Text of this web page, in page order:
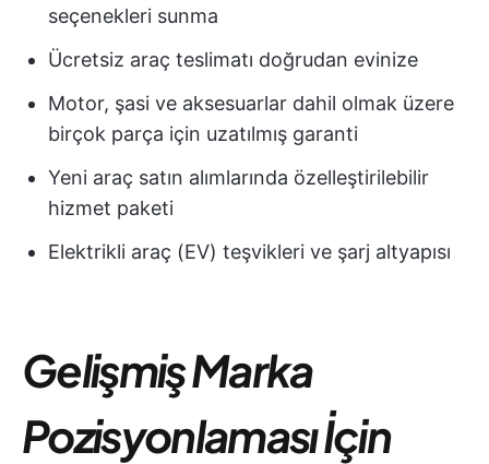
seçenekleri sunma
Ücretsiz araç teslimatı doğrudan evinize
Motor, şasi ve aksesuarlar dahil olmak üzere
birçok parça için uzatılmış garanti
Yeni araç satın alımlarında özelleştirilebilir
hizmet paketi
Elektrikli araç (EV) teşvikleri ve şarj altyapısı
Gelişmiş Marka
Pozisyonlaması İçin